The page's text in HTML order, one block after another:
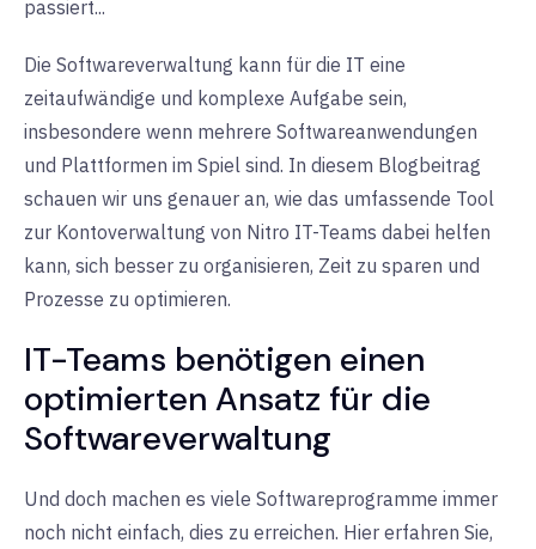
passiert...
Die Softwareverwaltung kann für die IT eine
zeitaufwändige und komplexe Aufgabe sein,
insbesondere wenn mehrere Softwareanwendungen
und Plattformen im Spiel sind. In diesem Blogbeitrag
schauen wir uns genauer an, wie das umfassende Tool
zur Kontoverwaltung von Nitro IT-Teams dabei helfen
kann, sich besser zu organisieren, Zeit zu sparen und
Prozesse zu optimieren.
IT-Teams benötigen einen
optimierten Ansatz für die
Softwareverwaltung
Und doch machen es viele Softwareprogramme immer
noch nicht einfach, dies zu erreichen. Hier erfahren Sie,